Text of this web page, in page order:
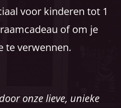
voor kinderen tot 1
of om je
te verwennen.
onze lieve, unieke